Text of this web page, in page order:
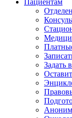
Пациентам
Задать